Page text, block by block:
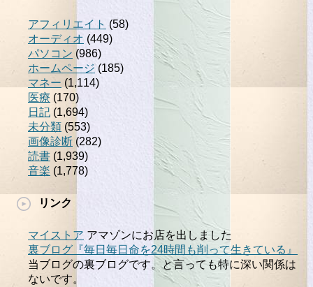
アフィリエイト (58)
オーディオ (449)
パソコン (986)
ホームページ (185)
マネー (1,114)
医療 (170)
日記 (1,694)
未分類 (553)
画像診断 (282)
読書 (1,939)
音楽 (1,778)
リンク
マイストア アマゾンにお店を出しました
裏ブログ『毎日毎日命を24時間も削って生きている』
当ブログの裏ブログです。と言っても特に深い関係は
ないです。